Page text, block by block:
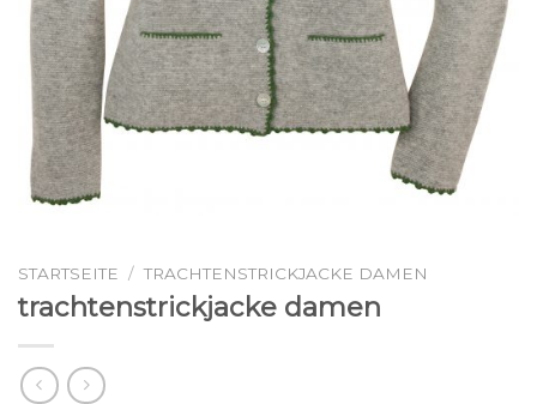
STARTSEITE / TRACHTENSTRICKJACKE DAMEN
trachtenstrickjacke damen